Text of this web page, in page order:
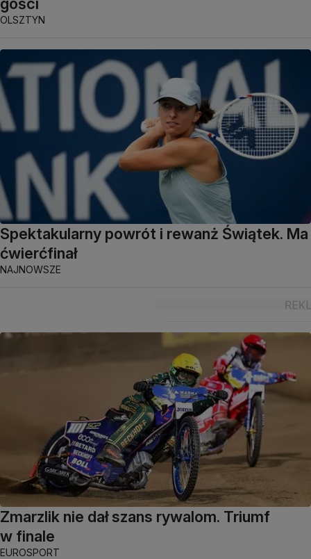
OLSZTYN
Spektakularny powrót i rewanż Świątek. Ma
ćwierćfinał
NAJNOWSZE
Zmarzlik nie dał szans rywalom. Triumf
w finale
EUROSPORT